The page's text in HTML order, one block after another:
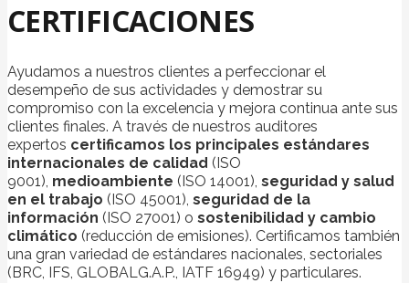
CERTIFICACIONES
Ayudamos a nuestros clientes a perfeccionar el
desempeño de sus actividades y demostrar su
compromiso con la excelencia y mejora continua ante sus
clientes finales. A través de nuestros auditores
expertos certificamos los principales estándares
internacionales de calidad (ISO
9001), medioambiente (ISO 14001), seguridad y salud
en el trabajo (ISO 45001), seguridad de la
información (ISO 27001) o sostenibilidad y cambio
climático (reducción de emisiones). Certificamos también
una gran variedad de estándares nacionales, sectoriales
(BRC, IFS, GLOBALG.A.P., IATF 16949) y particulares.